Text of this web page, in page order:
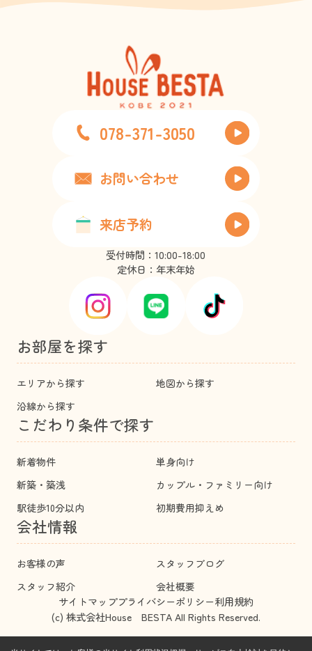
078-371-3050
お問い合わせ
来店予約
受付時間：10:00-18:00
定休日：年末年始
お部屋を探す
エリアから探す
地図から探す
沿線から探す
こだわり条件で探す
新着物件
単身向け
新築・築浅
カップル・ファミリー向け
駅徒歩10分以内
初期費用抑えめ
会社情報
お客様の声
スタッフブログ
スタッフ紹介
会社概要
サイトマッププライバシーポリシー利用規約
(c) 株式会社House BESTA All Rights Reserved.